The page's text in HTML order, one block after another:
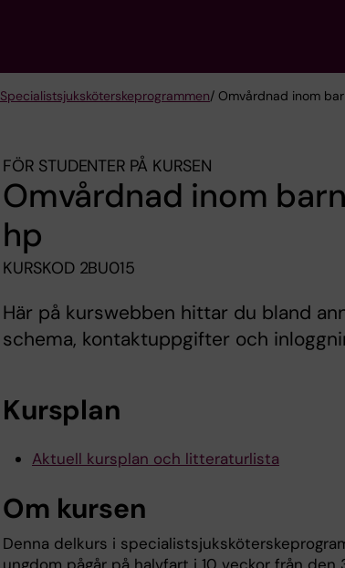
Specialist­sjuksköterske­programmen/ Omvårdnad inom
FÖR STUDENTER PÅ KURSEN
Omvårdnad inom
hp
KURSKOD 2BU015
Här på kurswebben hittar du bland
schema, kontaktuppgifter och
Kursplan
Aktuell kursplan och litteraturlista
Om kursen
Denna delkurs i